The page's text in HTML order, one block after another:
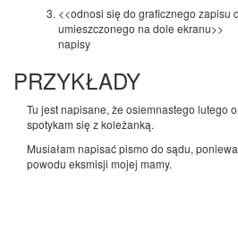
<<odnosi się do graficznego zapisu
umieszczonego na dole ekranu>>
napisy
PRZYKŁADY
Tu jest napisane, że osiemnastego lutego
spotykam się z koleżanką.
Musiałam napisać pismo do sądu,
powodu eksmisji mojej mamy.